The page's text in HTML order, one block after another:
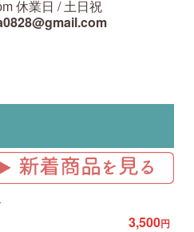
休業日 / 土日祝
3,500円